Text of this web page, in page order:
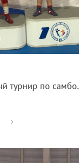
турнир по самбо.